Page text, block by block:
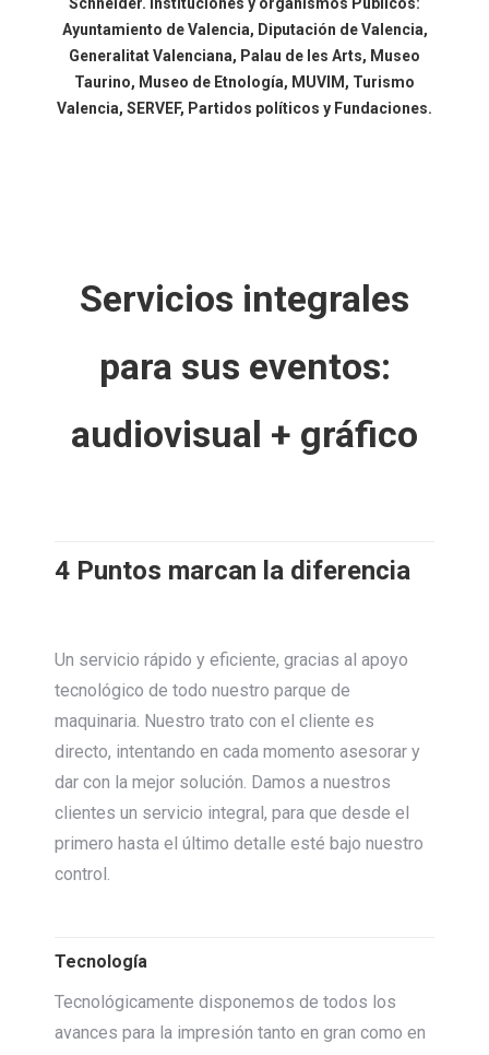
Ayuntamiento de Valencia, Diputación de Valencia,
Generalitat Valenciana, Palau de les Arts, Museo
Taurino, Museo de Etnología, MUVIM, Turismo
Valencia, SERVEF, Partidos políticos y Fundaciones.
Servicios integrales
para sus eventos:
audiovisual + gráfico
4 Puntos marcan la diferencia
Un servicio rápido y eficiente, gracias al apoyo
tecnológico de todo nuestro parque de
maquinaria. Nuestro trato con el cliente es
directo, intentando en cada momento asesorar y
dar con la mejor solución. Damos a nuestros
clientes un servicio integral, para que desde el
primero hasta el último detalle esté bajo nuestro
control.
Tecnología
Tecnológicamente disponemos de todos los
avances para la impresión tanto en gran como en